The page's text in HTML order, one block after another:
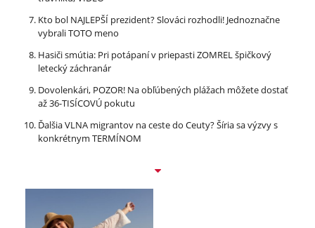
Kto bol NAJLEPŠÍ prezident? Slováci rozhodli! Jednoznačne
vybrali TOTO meno
Hasiči smútia: Pri potápaní v priepasti ZOMREL špičkový
letecký záchranár
Dovolenkári, POZOR! Na obľúbených plážach môžete dostať
až 36-TISÍCOVÚ pokutu
Ďalšia VLNA migrantov na ceste do Ceuty? Šíria sa výzvy s
konkrétnym TERMÍNOM